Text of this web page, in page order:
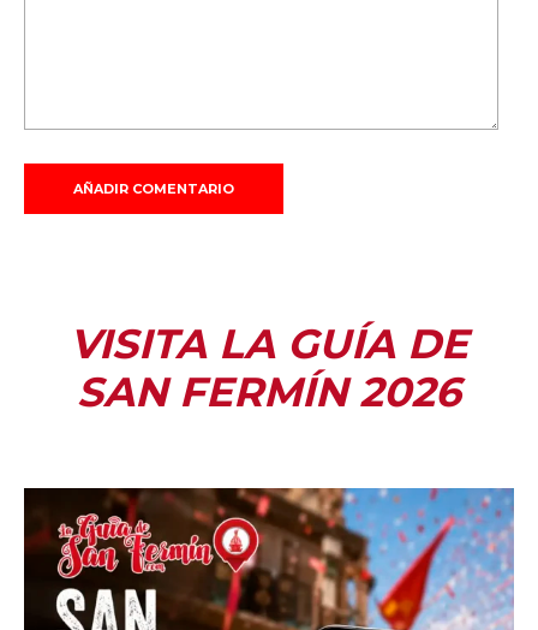
VISITA LA GUÍA DE
SAN FERMÍN 2026